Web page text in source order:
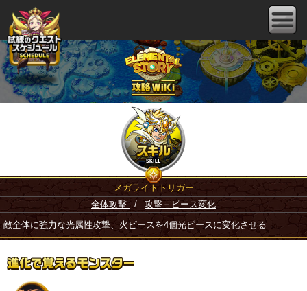
メガライトトリガー
全体攻撃
/ 攻撃＋ピース変化
敵全体に強力な光属性攻撃、火ピースを4個光ピースに変化させる